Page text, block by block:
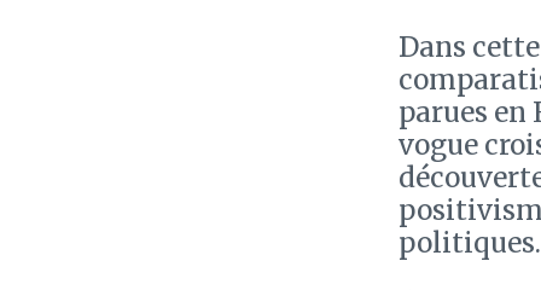
Dans
parues en
vogue
politiques.